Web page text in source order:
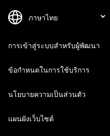
การเข้าสู่ระบบสำหรับผู้พัฒนา
ข้อกำหนดในการใช้บริการ
นโยบายความเป็นส่วนตัว
แผนผังเว็บไซต์